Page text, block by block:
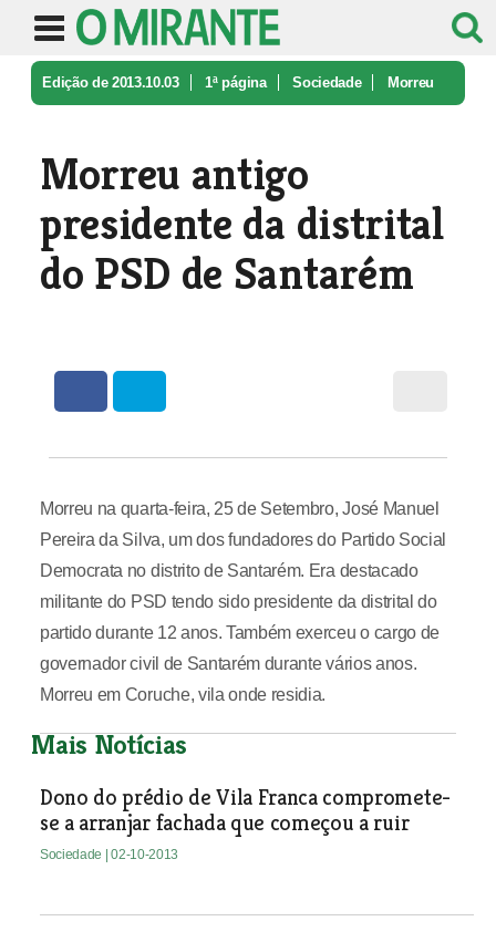
Edição de 2013.10.03 1ª página Sociedade Morreu
Morreu antigo
presidente da distrital
do PSD de Santarém
Morreu na quarta-feira, 25 de Setembro, José Manuel
Pereira da Silva, um dos fundadores do Partido Social
Democrata no distrito de Santarém. Era destacado
militante do PSD tendo sido presidente da distrital do
partido durante 12 anos. Também exerceu o cargo de
governador civil de Santarém durante vários anos.
Morreu em Coruche, vila onde residia.
Mais Notícias
Dono do prédio de Vila Franca compromete-
se a arranjar fachada que começou a ruir
Sociedade | 02-10-2013